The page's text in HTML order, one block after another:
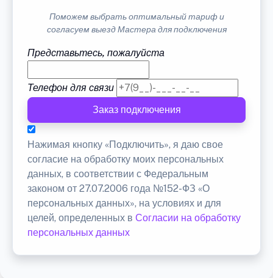
Поможем выбрать оптимальный тариф и
согласуем выезд Мастера для подключения
Представьтесь, пожалуйста
Телефон для связи
Заказ подключения
Нажимая кнопку «Подключить», я даю свое
согласие на обработку моих персональных
данных, в соответствии с Федеральным
законом от 27.07.2006 года №152-ФЗ «О
персональных данных», на условиях и для
целей, определенных в Согласии на обработку
персональных данных